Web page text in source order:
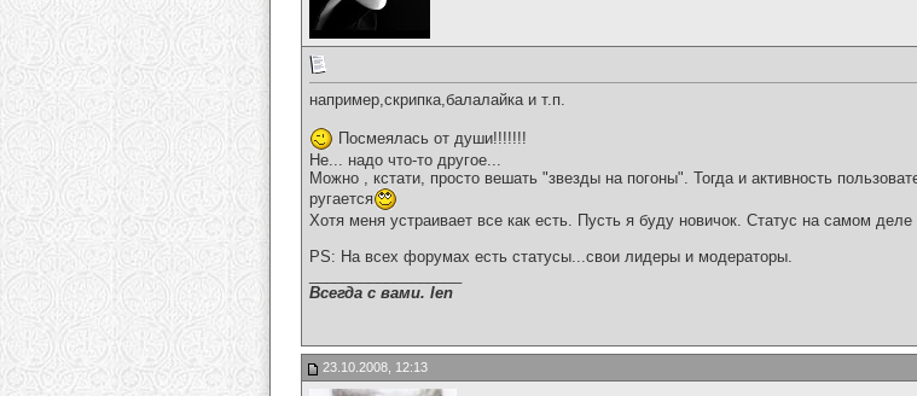
например,скрипка,балалайка и т.п.
Посмеялась от души!!!!!!!
Не... надо что-то другое...
Можно , кстати, просто вешать "звезды на погоны". Тогда и активность
ругается
Хотя меня устраивает все как есть. Пусть я буду новичок. Статус на самом
PS: На всех форумах есть статусы...свои лидеры и модераторы.
Всегда с вами. len
23.10.2008, 12:13